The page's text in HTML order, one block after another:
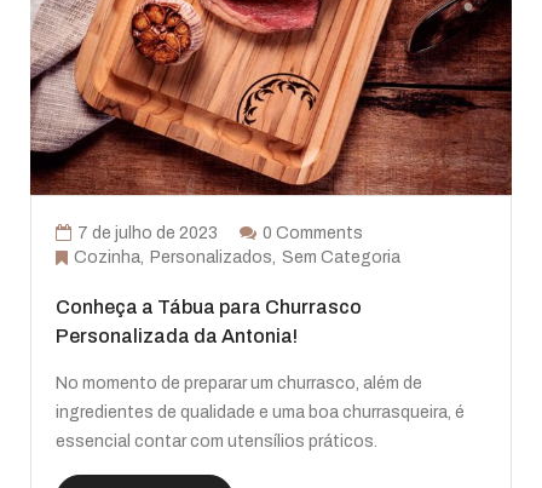
7 de julho de 2023
0 Comments
Cozinha
Personalizados Sem Categoria
Conheça a Tábua para Churrasco
Personalizada da Antonia!
No momento de preparar um churrasco, além de
ingredientes de qualidade e uma boa churrasqueira, é
essencial contar com utensílios práticos.